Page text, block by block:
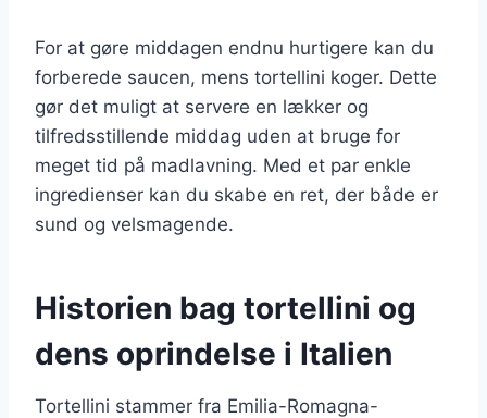
For at gøre middagen endnu hurtigere kan du
forberede saucen, mens tortellini koger. Dette
gør det muligt at servere en lækker og
tilfredsstillende middag uden at bruge for
meget tid på madlavning. Med et par enkle
ingredienser kan du skabe en ret, der både er
sund og velsmagende.
Historien bag tortellini og
dens oprindelse i Italien
Tortellini stammer fra Emilia-Romagna-